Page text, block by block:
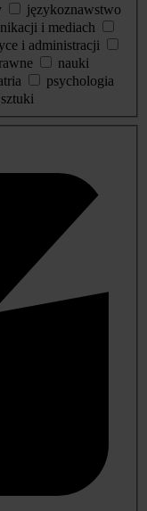
językoznawstwo
i mediach
i administracji
nauki
psychologia